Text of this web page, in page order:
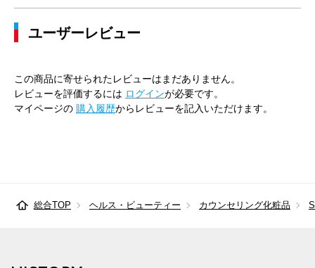
ユーザーレビュー
この商品に寄せられたレビューはまだありません。
レビューを評価するには ログインが必要です。
マイページの 購入履歴からレビューを記入いただけます。
総合TOP ヘルス・ビューティー カウンセリング化粧品